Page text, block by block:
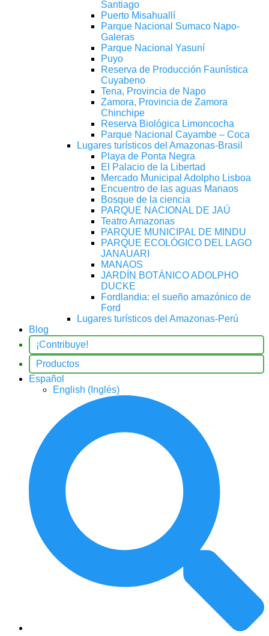
Santiago
Puerto Misahuallí
Parque Nacional Sumaco Napo-
Galeras
Parque Nacional Yasuní
Puyo
Reserva de Producción Faunística
Cuyabeno
Tena, Provincia de Napo
Zamora, Provincia de Zamora
Chinchipe
Reserva Biológica Limoncocha
Parque Nacional Cayambe – Coca
Lugares turísticos del Amazonas-Brasil
Playa de Ponta Negra
El Palacio de la Libertad
Mercado Municipal Adolpho Lisboa
Encuentro de las aguas Manaos
Bosque de la ciencia
PARQUE NACIONAL DE JAÚ
Teatro Amazonas
PARQUE MUNICIPAL DE MINDU
PARQUE ECOLÓGICO DEL LAGO
JANAUARI
MANAOS
JARDÍN BOTÁNICO ADOLPHO
DUCKE
Fordlandia: el sueño amazónico de
Ford
Lugares turísticos del Amazonas-Perú
Blog
¡Contribuye!
Productos
Español
English ( Inglés)